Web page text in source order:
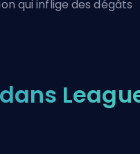
qui inflige des dégâts